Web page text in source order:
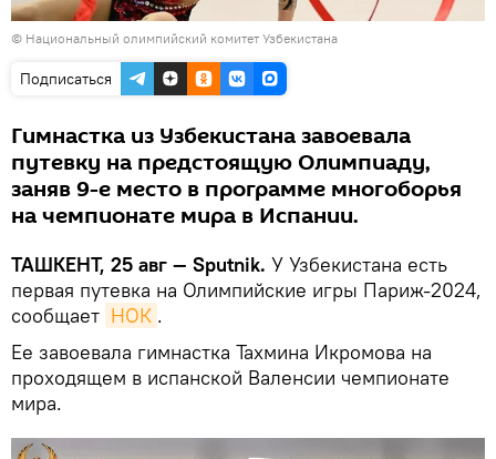
© Национальный олимпийский комитет Узбекистана
Подписаться
Гимнастка из Узбекистана завоевала
путевку на предстоящую Олимпиаду,
заняв 9-е место в программе многоборья
на чемпионате мира в Испании.
ТАШКЕНТ, 25 авг — Sputnik. У Узбекистана есть
первая путевка на Олимпийские игры Париж-2024,
сообщает НОК .
Ее завоевала гимнастка Тахмина Икромова на
проходящем в испанской Валенсии чемпионате
мира.